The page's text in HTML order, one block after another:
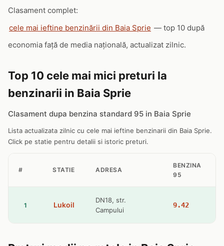
Clasament complet:
cele mai ieftine benzinării din Baia Sprie — top 10 după
economia față de media națională, actualizat zilnic.
Top 10 cele mai mici preturi la
benzinarii in Baia Sprie
Clasament dupa benzina standard 95 in Baia Sprie
Lista actualizata zilnic cu cele mai ieftine benzinarii din Baia Sprie.
Click pe statie pentru detalii si istoric preturi.
# STATIE ADRESA
BENZINA
95
1 Lukoil
DN18, str.
Campului
9.42